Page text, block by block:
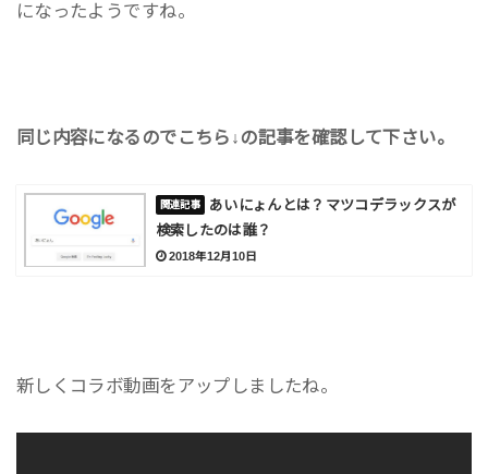
になったようですね。
同じ内容になるのでこちら↓の記事を確認して下さい。
あいにょんとは？マツコデラックスが
検索したのは誰？
2018年12月10日
新しくコラボ動画をアップしましたね。